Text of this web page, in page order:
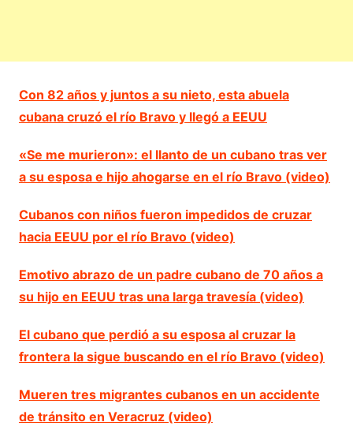
Con 82 años y juntos a su nieto, esta abuela
cubana cruzó el río Bravo y llegó a EEUU
«Se me murieron»: el llanto de un cubano tras ver
a su esposa e hijo ahogarse en el río Bravo (video)
Cubanos con niños fueron impedidos de cruzar
hacia EEUU por el río Bravo (video)
Emotivo abrazo de un padre cubano de 70 años a
su hijo en EEUU tras una larga travesía (video)
El cubano que perdió a su esposa al cruzar la
frontera la sigue buscando en el río Bravo (video)
Mueren tres migrantes cubanos en un accidente
de tránsito en Veracruz (video)